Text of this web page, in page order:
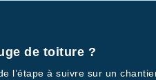
de toiture ?
l’étape à suivre sur un